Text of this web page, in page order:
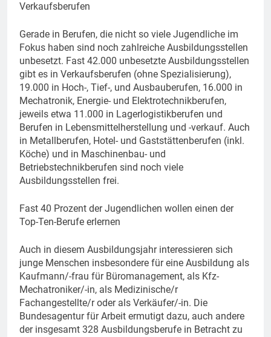
Verkaufsberufen
Gerade in Berufen, die nicht so viele Jugendliche im
Fokus haben sind noch zahlreiche Ausbildungsstellen
unbesetzt. Fast 42.000 unbesetzte Ausbildungsstellen
gibt es in Verkaufsberufen (ohne Spezialisierung),
19.000 in Hoch-, Tief-, und Ausbauberufen, 16.000 in
Mechatronik, Energie- und Elektrotechnikberufen,
jeweils etwa 11.000 in Lagerlogistikberufen und
Berufen in Lebensmittelherstellung und -verkauf. Auch
in Metallberufen, Hotel- und Gaststättenberufen (inkl.
Köche) und in Maschinenbau- und
Betriebstechnikberufen sind noch viele
Ausbildungsstellen frei.
Fast 40 Prozent der Jugendlichen wollen einen der
Top-Ten-Berufe erlernen
Auch in diesem Ausbildungsjahr interessieren sich
junge Menschen insbesondere für eine Ausbildung als
Kaufmann/-frau für Büromanagement, als Kfz-
Mechatroniker/-in, als Medizinische/r
Fachangestellte/r oder als Verkäufer/-in. Die
Bundesagentur für Arbeit ermutigt dazu, auch andere
der insgesamt 328 Ausbildungsberufe in Betracht zu